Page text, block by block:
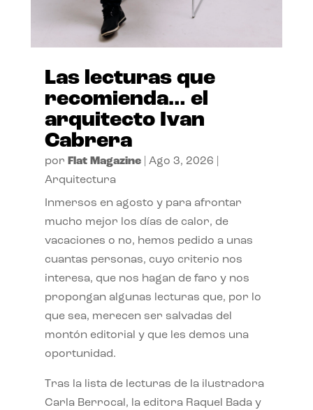
Las lecturas que
recomienda… el
arquitecto Ivan
Cabrera
por Flat Magazine| Ago 3, 2026
Arquitectura
Inmersos en agosto y para afrontar
mucho mejor los días de calor, de
vacaciones o no, hemos pedido a unas
cuantas personas, cuyo criterio nos
interesa, que nos hagan de faro y nos
propongan algunas lecturas que, por lo
que sea, merecen ser salvadas del
montón editorial y que les demos una
oportunidad.
Tras la lista de lecturas de la ilustradora
Carla Berrocal, la editora Raquel Bada y